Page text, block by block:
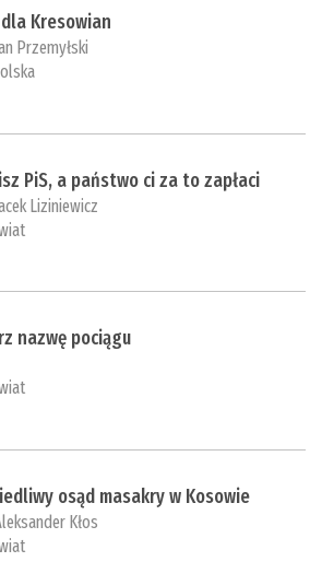
Kresowian
Przemyłski
PiS, a państwo ci za to zapłaci
Liziniewicz
nazwę pociągu
osąd masakry w Kosowie
Kłos